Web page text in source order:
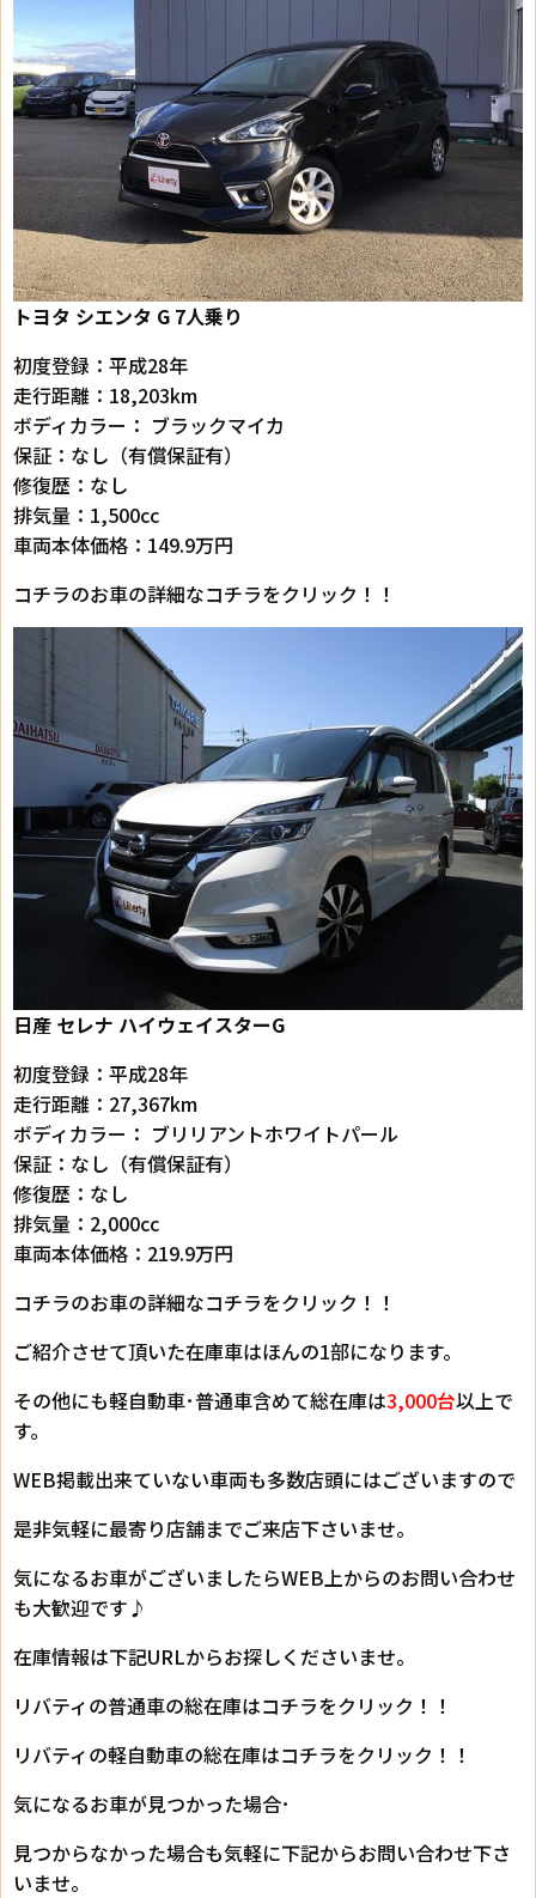
トヨタ シエンタ G 7人乗り
初度登録：平成28年
走行距離：18,203km
ボディカラー： ブラックマイカ
保証：なし（有償保証有）
修復歴：なし
排気量：1,500cc
車両本体価格：149.9万円
コチラのお車の詳細なコチラをクリック！！
日産 セレナ ハイウェイスターG
初度登録：平成28年
走行距離：27,367km
ボディカラー： ブリリアントホワイトパール
保証：なし（有償保証有）
修復歴：なし
排気量：2,000cc
車両本体価格：219.9万円
コチラのお車の詳細なコチラをクリック！！
ご紹介させて頂いた在庫車はほんの1部になります。
その他にも軽自動車･普通車含めて総在庫は3,000台以上で
す。
WEB掲載出来ていない車両も多数店頭にはございますので
是非気軽に最寄り店舗までご来店下さいませ。
気になるお車がございましたらWEB上からのお問い合わせ
も大歓迎です♪
在庫情報は下記URLからお探しくださいませ。
リバティの普通車の総在庫はコチラをクリック！！
リバティの軽自動車の総在庫はコチラをクリック！！
気になるお車が見つかった場合･
見つからなかった場合も気軽に下記からお問い合わせ下さ
いませ。